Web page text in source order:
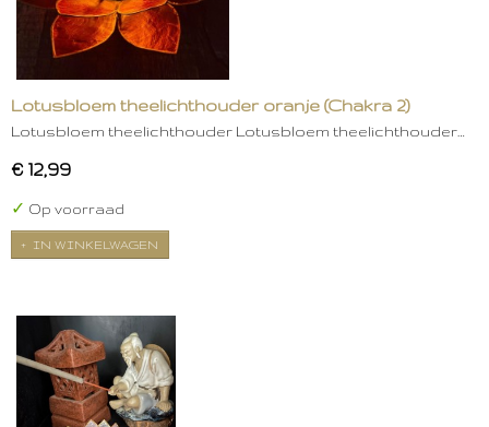
Lotusbloem theelichthouder oranje (Chakra 2)
Lotusbloem theelichthouder Lotusbloem theelichthouder…
€ 12,99
✓ Op voorraad
IN WINKELWAGEN